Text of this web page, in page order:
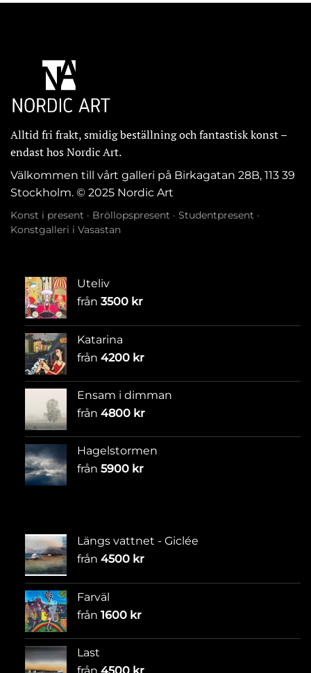
Alltid fri frakt, smidig beställning och fantastisk konst –
endast hos Nordic Art.
Välkommen till vårt galleri på Birkagatan 28B, 113 39
Stockholm. © 2025 Nordic Art
Konst i present · Bröllopspresent · Studentpresent ·
Konstgalleri i Vasastan
Uteliv
från 3500 kr
Katarina
från 4200 kr
Ensam i dimman
från 4800 kr
Hagelstormen
från 5900 kr
Längs vattnet - Giclée
från 4500 kr
Farväl
från 1600 kr
Last